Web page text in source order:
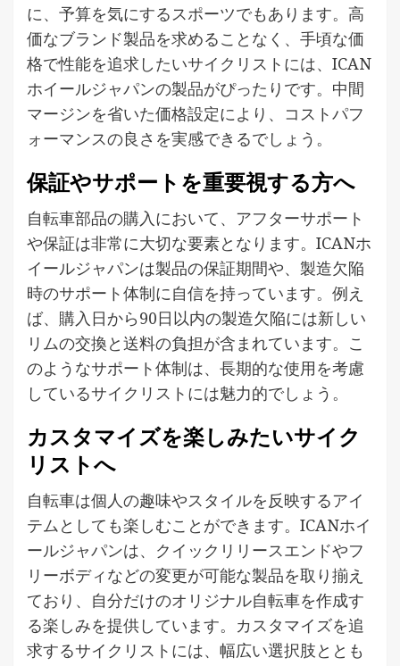
に、予算を気にするスポーツでもあります。高
価なブランド製品を求めることなく、手頃な価
格で性能を追求したいサイクリストには、ICAN
ホイールジャパンの製品がぴったりです。中間
マージンを省いた価格設定により、コストパフ
ォーマンスの良さを実感できるでしょう。
保証やサポートを重要視する方へ
自転車部品の購入において、アフターサポート
や保証は非常に大切な要素となります。ICANホ
イールジャパンは製品の保証期間や、製造欠陥
時のサポート体制に自信を持っています。例え
ば、購入日から90日以内の製造欠陥には新しい
リムの交換と送料の負担が含まれています。こ
のようなサポート体制は、長期的な使用を考慮
しているサイクリストには魅力的でしょう。
カスタマイズを楽しみたいサイク
リストへ
自転車は個人の趣味やスタイルを反映するアイ
テムとしても楽しむことができます。ICANホイ
ールジャパンは、クイックリリースエンドやフ
リーボディなどの変更が可能な製品を取り揃え
ており、自分だけのオリジナル自転車を作成す
る楽しみを提供しています。カスタマイズを追
求するサイクリストには、幅広い選択肢ととも